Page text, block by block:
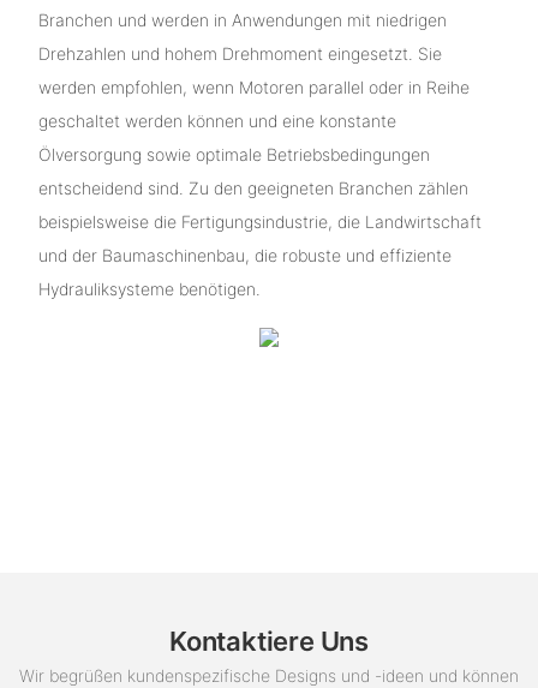
Branchen und werden in Anwendungen mit niedrigen
Drehzahlen und hohem Drehmoment eingesetzt. Sie
werden empfohlen, wenn Motoren parallel oder in Reihe
geschaltet werden können und eine konstante
Ölversorgung sowie optimale Betriebsbedingungen
entscheidend sind. Zu den geeigneten Branchen zählen
beispielsweise die Fertigungsindustrie, die Landwirtschaft
und der Baumaschinenbau, die robuste und effiziente
Hydrauliksysteme benötigen.
Kontaktiere Uns
Wir begrüßen kundenspezifische Designs und -ideen und können